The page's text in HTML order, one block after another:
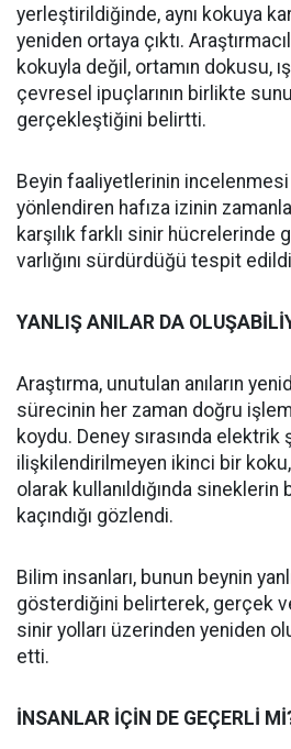
yerleştirildiğinde, aynı kokuya
yeniden ortaya çıktı.
kokuyla değil, ortamın dokusu,
çevresel ipuçlarının birlikte
gerçekleştiğini belirtti.
Beyin faaliyetlerinin incelenmesi
yönlendiren hafıza izinin zamanla
karşılık farklı sinir hücrelerinde
varlığını sürdürdüğü tespit
YANLIŞ ANILAR DA
Araştırma, unutulan anıların
sürecinin her zaman doğru
koydu. Deney sırasında elektrik
ilişkilendirilmeyen ikinci bir koku,
olarak kullanıldığında sineklerin
kaçındığı gözlendi.
Bilim insanları, bunun beynin
gösterdiğini belirterek, gerçek ve
sinir yolları üzerinden yeniden
etti.
İNSANLAR İÇİN DE GEÇERLİ